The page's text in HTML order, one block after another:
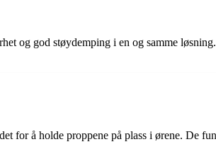
og god støydemping i en og samme
for å holde proppene på plass i ørene. De